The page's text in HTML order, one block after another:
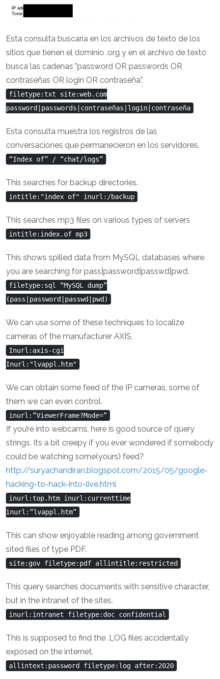
Esta consulta buscaría en los archivos de texto de los
sitios que tienen el dominio .org y en el archivo de texto
busca las cadenas "password OR passwords OR
contraseñas OR login OR contraseña".
filetype:txt site:web.com
password|passwords|contraseñas|login|contraseña
Esta consulta muestra los registros de las
conversaciones que permanecieron en los servidores.
“Index of” / “chat/logs”
This searches for backup directories.
intitle:"index of" inurl:/backup
This searches mp3 files on various types of servers
intitle:index.of mp3
This shows spilled data from MySQL databases where
you are searching for pass|password|passwd|pwd.
filetype:sql “MySQL dump”
(pass|password|passwd|pwd)
We can use some of these techniques to localize
cameras of the manufacturer AXIS.
Inurl:axis-cgi
Inurl:"lvappl.htm"
We can obtain some feed of the IP cameras, some of
them we can even control.
inurl:”ViewerFrame?Mode=”
If you’re into webcams, here is good source of query
strings. Its a bit creepy if you ever wondered if somebody
could be watching some(yours) feed?
http://suryachandiran.blogspot.com/2015/05/google-
hacking-to-hack-into-live.html
inurl:top.htm inurl:currenttime
inurl:”lvappl.htm”
This can show enjoyable reading among government
sited files of type PDF.
site:gov filetype:pdf allintitle:restricted
This query searches documents with sensitive character,
but in the intranet of the sites.
inurl:intranet filetype:doc confidential
This is supposed to find the .LOG files accidentally
exposed on the internet.
allintext:password filetype:log after:2020